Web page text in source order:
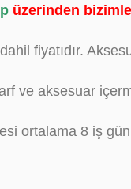
üzerinden
fiyatıdır.
ve aksesuar
ortalama 8 iş